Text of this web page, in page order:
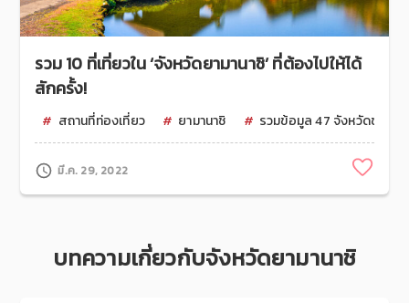
รวม 10 ที่เที่ยวใน ‘จังหวัดยามานาชิ’ ที่ต้องไปให้ได้
สักครั้ง!
สถานที่ท่องเที่ยว ยามานาชิ รวมข้อมูล 47 จังหวัดของ
มี.ค. 29, 2022
บทความเกี่ยวกับจังหวัดยามานาชิ